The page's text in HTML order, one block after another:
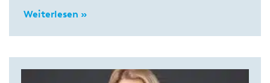
Weiterlesen »